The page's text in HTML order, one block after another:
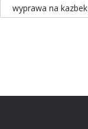
wyprawa na kazbek